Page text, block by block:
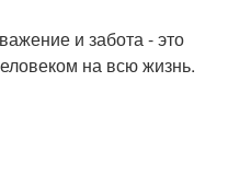
и забота - это
на всю жизнь.